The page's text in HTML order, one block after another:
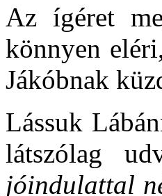
Az ígéret
könnyen
Jákóbnak
Lássuk
látszólag
jóindulattal